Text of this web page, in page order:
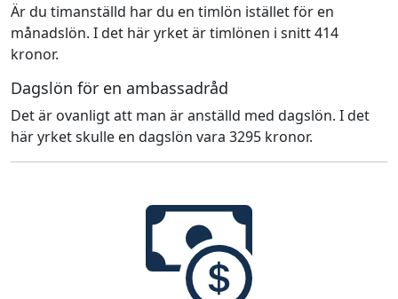
Är du timanställd har du en timlön istället för en
månadslön. I det här yrket är timlönen i snitt 414
kronor.
Dagslön för en ambassadråd
Det är ovanligt att man är anställd med dagslön. I det
här yrket skulle en dagslön vara 3295 kronor.